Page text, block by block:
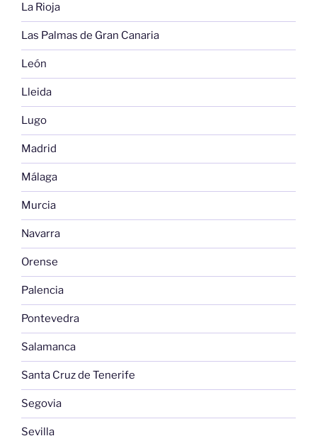
La Rioja
Las Palmas de Gran Canaria
León
Lleida
Lugo
Madrid
Málaga
Murcia
Navarra
Orense
Palencia
Pontevedra
Salamanca
Santa Cruz de Tenerife
Segovia
Sevilla